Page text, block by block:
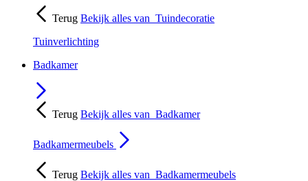
Terug Bekijk alles van Tuindecoratie
Tuinverlichting
Badkamer
Terug Bekijk alles van Badkamer
Badkamermeubels
Terug Bekijk alles van Badkamermeubels